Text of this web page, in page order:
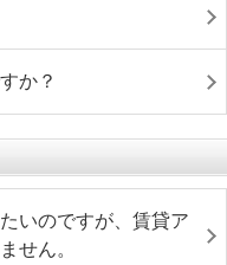
か？
いのですが、賃貸ア
せん。